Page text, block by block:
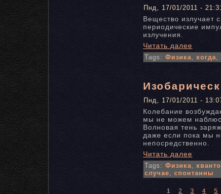
Пнд, 17/01/2011 -
Вещество излучает
периодические
излучения.
Читать далее
Tags: Физика, когда,
Пнд, 17/01/2011 -
Колебание
мы не можем
Волновая тень
даже если пока мы
непосредственно.
Читать далее
Tags: Физика,
случае, спонтанны
1 2 3 4 5